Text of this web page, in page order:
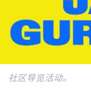
社区导览活动。